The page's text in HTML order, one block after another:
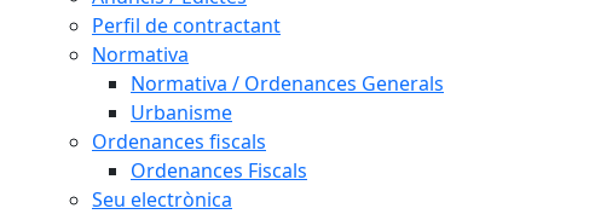
Perfil de contractant
Normativa
Normativa / Ordenances Generals
Urbanisme
Ordenances fiscals
Ordenances Fiscals
Seu electrònica